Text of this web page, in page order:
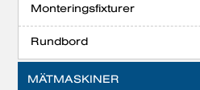
Monteringsfixturer
Rundbord
MÄTMASKINER